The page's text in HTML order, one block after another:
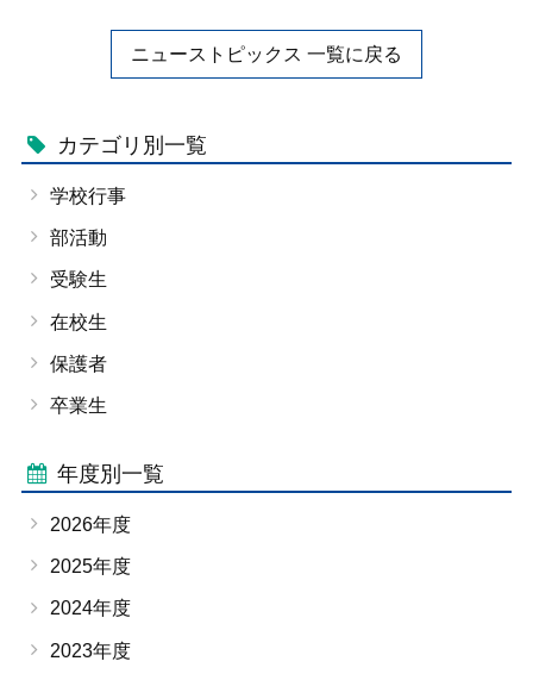
ニューストピックス 一覧に戻る
カテゴリ別一覧
学校行事
部活動
受験生
在校生
保護者
卒業生
年度別一覧
2026年度
2025年度
2024年度
2023年度